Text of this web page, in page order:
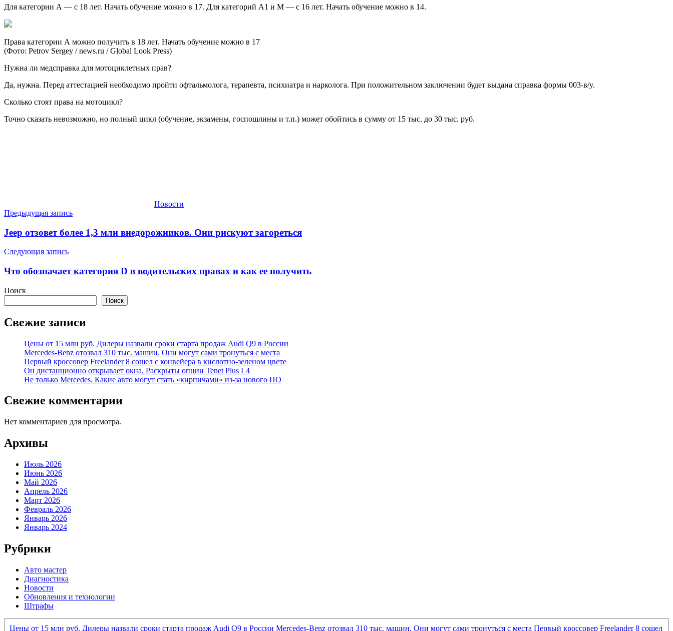
Для категории А — с 18 лет. Начать обучение можно в 17. Для категорий А1 и М — с 16 лет. Начать обучение можно в 14.
Права категории А можно получить в 18 лет. Начать обучение можно в 17
(Фото: Petrov Sergey / news.ru / Global Look Press)
Нужна ли медсправка для мотоциклетных прав?
Да, нужна. Перед аттестацией необходимо пройти офтальмолога, терапевта, психиатра и нарколога. При положительном заключении будет выдана справка формы 003-в/y.
Сколько стоят права на мотоцикл?
Точно сказать невозможно, но полный цикл (обучение, экзамены, госпошлины и т.п.) может обойтись в сумму от 15 тыс. до 30 тыс. руб.
Новости
Навигация
по
записям
Предыдущая запись
Jeep отзовет более 1,3 млн внедорожников. Они рискуют загореться
Следующая запись
Что обозначает категория D в водительских правах и как ее получить
Поиск
Поиск
Свежие записи
Цены от 15 млн руб. Дилеры назвали сроки старта продаж Audi Q9 в России
Mercedes-Benz отозвал 310 тыс. машин. Они могут сами тронуться с места
Первый кроссовер Freelander 8 сошел с конвейера в кислотно-зеленом цвете
Он дистанционно открывает окна. Раскрыты опции Tenet Plus L4
Не только Mercedes. Какие авто могут стать «кирпичами» из-за нового ПО
Свежие комментарии
Нет комментариев для просмотра.
Архивы
Июль 2026
Июнь 2026
Май 2026
Апрель 2026
Март 2026
Февраль 2026
Январь 2026
Январь 2024
Рубрики
Авто мастер
Диагностика
Новости
Обновления и технологии
Штрафы
Цены от 15 млн руб. Дилеры назвали сроки старта продаж Audi Q9 в России Mercedes-Benz отозвал 310 тыс. машин. Они могут сами тронуться с места Первый кроссовер Freelander 8 сошел